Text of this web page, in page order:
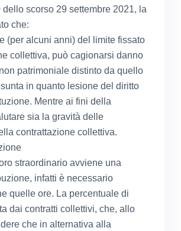
scorso 29 settembre 2021, la
che:
(per alcuni anni) del limite fissato
collettiva, può cagionarsi danno
patrimoniale distinto da quello
in quanto lesione del diritto
Mentre ai fini della
sia la gravità delle
contrattazione collettiva.
straordinario avviene una
infatti è necessario
quelle ore. La percentuale di
dai contratti collettivi, che, allo
che in alternativa alla